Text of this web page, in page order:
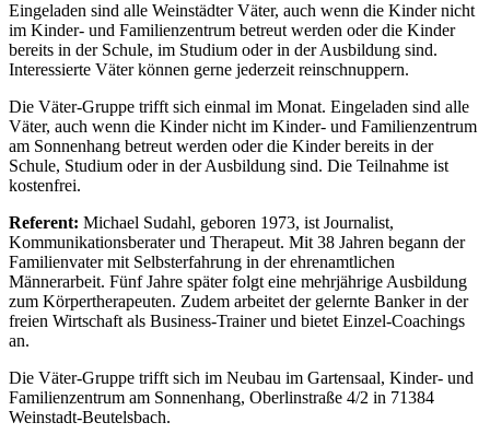
Eingeladen sind alle Weinstädter Väter, auch wenn die Kinder nicht
im Kinder- und Familienzentrum betreut werden oder die Kinder
bereits in der Schule, im Studium oder in der Ausbildung sind.
Interessierte Väter können gerne jederzeit reinschnuppern.
Die Väter-Gruppe trifft sich einmal im Monat. Eingeladen sind alle
Väter, auch wenn die Kinder nicht im Kinder- und Familienzentrum
am Sonnenhang betreut werden oder die Kinder bereits in der
Schule, Studium oder in der Ausbildung sind. Die Teilnahme ist
kostenfrei.
Referent: Michael Sudahl, geboren 1973, ist Journalist,
Kommunikationsberater und Therapeut. Mit 38 Jahren begann der
Familienvater mit Selbsterfahrung in der ehrenamtlichen
Männerarbeit. Fünf Jahre später folgt eine mehrjährige Ausbildung
zum Körpertherapeuten. Zudem arbeitet der gelernte Banker in der
freien Wirtschaft als Business-Trainer und bietet Einzel-Coachings
an.
Die Väter-Gruppe trifft sich im Neubau im Gartensaal, Kinder- und
Familienzentrum am Sonnenhang, Oberlinstraße 4/2 in 71384
Weinstadt-Beutelsbach.